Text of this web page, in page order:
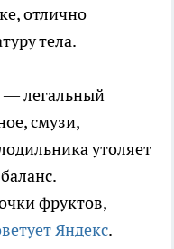
отлично
тела.
— легальный
смузи,
утоляет
фруктов,
Яндекс.